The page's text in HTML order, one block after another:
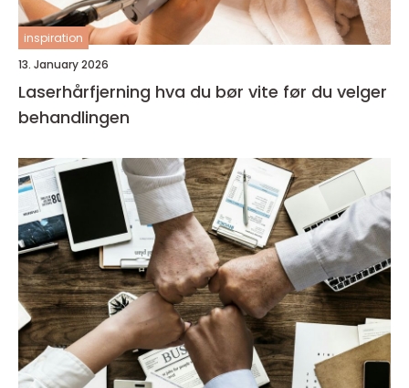
inspiration
13. January 2026
Laserhårfjerning hva du bør vite før du velger
behandlingen